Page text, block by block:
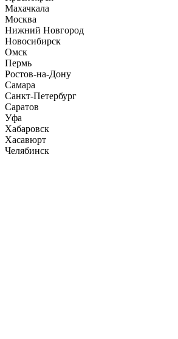
Махачкала
Москва
Нижний Новгород
Новосибирск
Омск
Пермь
Ростов-на-Дону
Самара
Санкт-Петербург
Саратов
Уфа
Хабаровск
Хасавюрт
Челябинск